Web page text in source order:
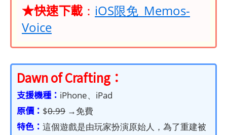
★快速下載 ： iOS限免_Memos-
Voice
Dawn of Crafting ：
支援機種： iPhone、iPad
原價： $0.99 →免費
特色： 這個遊戲是由玩家扮演原始人，為了重建被